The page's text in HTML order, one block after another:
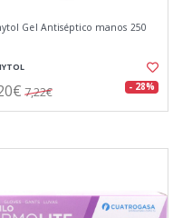
Gel Antiséptico manos 250
7,22€ - 28%